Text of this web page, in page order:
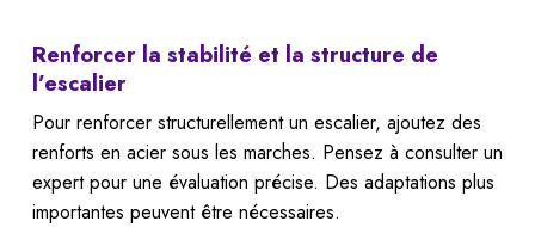
Renforcer la stabilité et la structure de
l’escalier
Pour renforcer structurellement un escalier, ajoutez des
renforts en acier sous les marches. Pensez à consulter un
expert pour une évaluation précise. Des adaptations plus
importantes peuvent être nécessaires.